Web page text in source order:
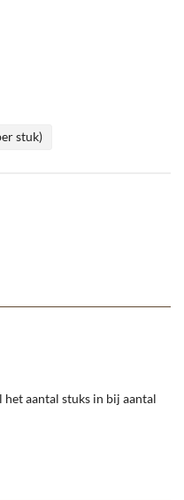
stuk)
aantal stuks in bij aantal